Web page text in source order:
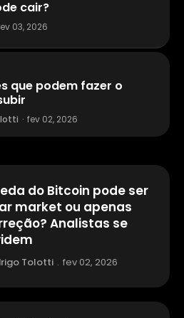
cair?
03, 2026
que podem fazer o
· fev 02, 2026
do Bitcoin pode ser
market ou apenas
Analistas se
Tolotti . fev 02, 2026